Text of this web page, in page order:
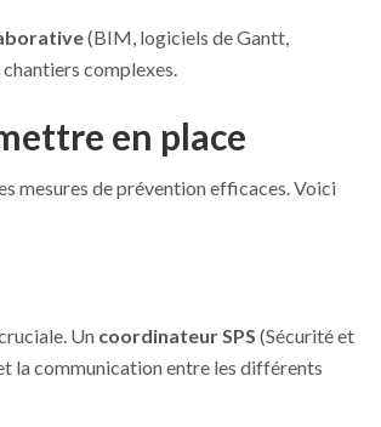
(BIM, logiciels de Gantt,
complexes.
en place
mesures de prévention efficaces. Voici
Un coordinateur SPS (Sécurité et
la communication entre les différents